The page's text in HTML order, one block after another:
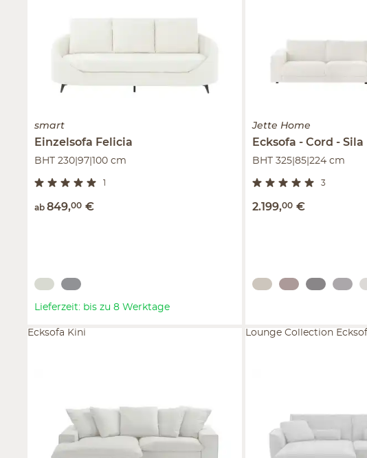
smart
Einzelsofa Felicia
BHT 230|97|100 cm
ab 849,00 €
Lieferzeit: bis zu 8 Werktage
Jette Home
Ecksofa Cord Sila
BHT 325|85|224 cm
3
2.199,00 €
Ecksofa Kini Lounge Collection